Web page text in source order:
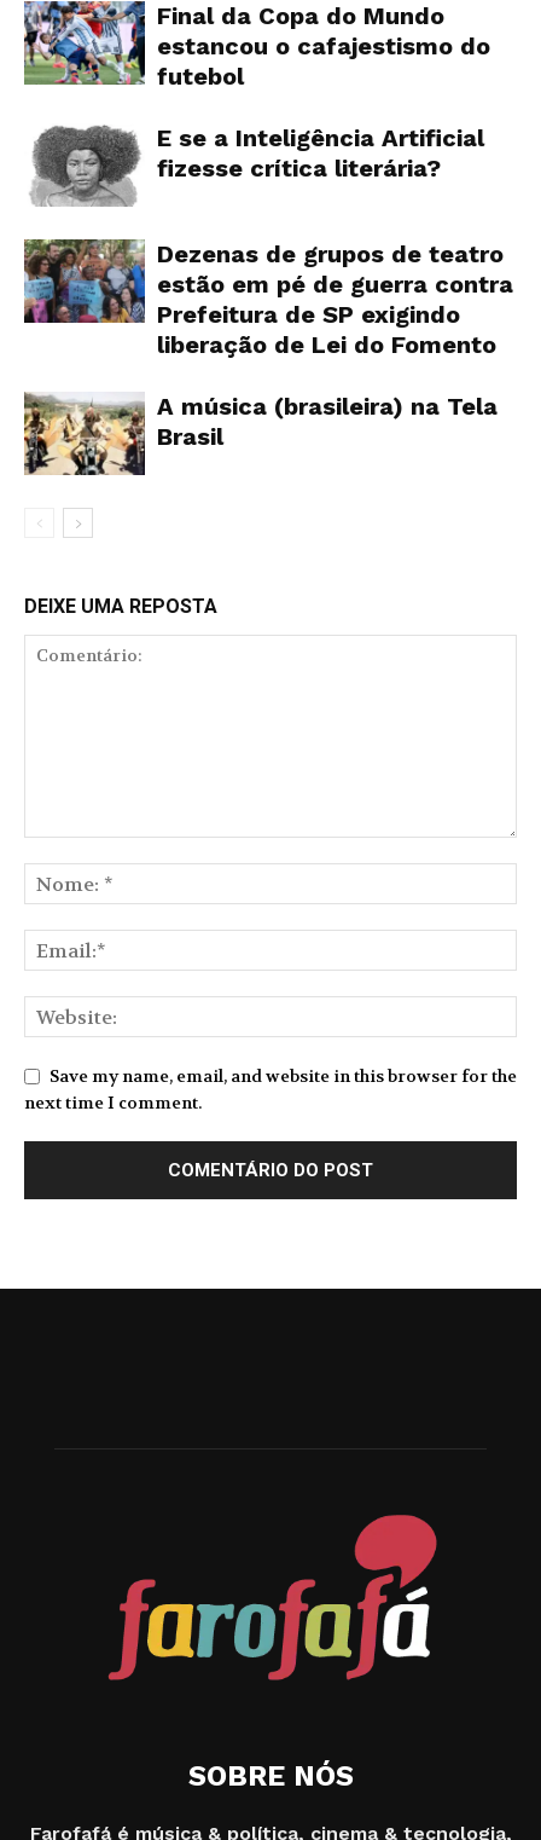
Final da Copa do Mundo
estancou o cafajestismo do
futebol
E se a Inteligência Artificial
fizesse crítica literária?
Dezenas de grupos de teatro
estão em pé de guerra contra
Prefeitura de SP exigindo
liberação de Lei do Fomento
A música (brasileira) na Tela
Brasil
DEIXE UMA REPOSTA
Save my name, email, and website in this browser for the
next time I comment.
SOBRE NÓS
Farofafá é música & política, cinema & tecnologia,